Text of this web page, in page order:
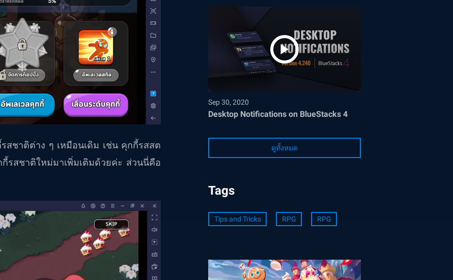
สชาติต่าง ๆ เหมือนเดิม เช่น คุกกี้รสสต
รสชาติใหม่มาเพิ่มเติมด้วยค่ะ ส่วนนี่คือ
Sep 30, 2020
Desktop Notifications on BlueStacks 4
ดูทั้งหมด
Tags
Tips and Tricks RPG RPG